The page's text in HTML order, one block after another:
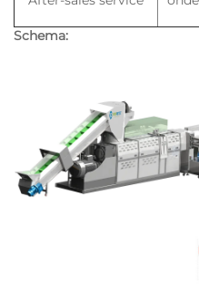
Schema: